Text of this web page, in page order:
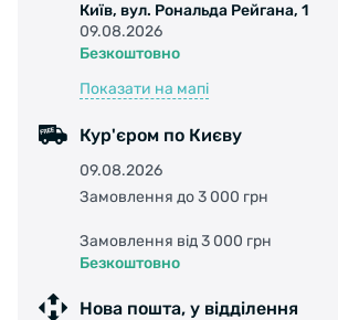
Київ, вул. Рональда Рейгана, 1
09.08.2026
Безкоштовно
Показати на мапі
Кур'єром по Києву
09.08.2026
Замовлення до 3 000 грн
Замовлення від 3 000 грн
Безкоштовно
Нова пошта, у відділення